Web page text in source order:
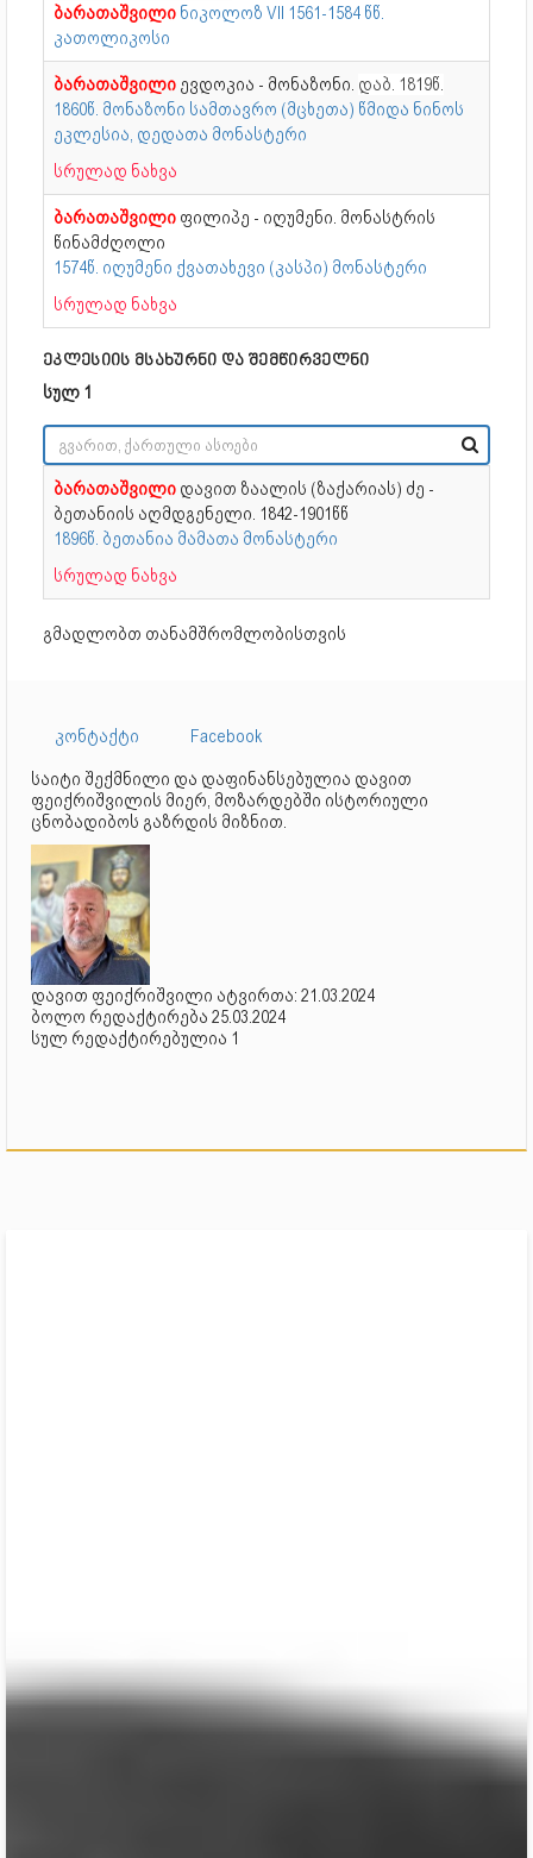
ბარათაშვილი ნიკოლოზ VII 1561-1584 წწ.
კათოლიკოსი
ბარათაშვილი ევდოკია - მონაზონი. დაბ. 1819წ.
1860წ. მონაზონი სამთავრო (მცხეთა) წმიდა ნინოს
ეკლესია, დედათა მონასტერი
სრულად ნახვა
ბარათაშვილი ფილიპე - იღუმენი. მონასტრის
წინამძღოლი
1574წ. იღუმენი ქვათახევი (კასპი) მონასტერი
სრულად ნახვა
ეკლესიის მსახურნი და შემწირველნი
სულ 1
ბარათაშვილი დავით ზაალის (ზაქარიას) ძე -
ბეთანიის აღმდგენელი. 1842-1901წწ
1896წ. ბეთანია მამათა მონასტერი
სრულად ნახვა
გმადლობთ თანამშრომლობისთვის
კონტაქტი
Facebook
საიტი შექმნილი და დაფინანსებულია დავით
ფეიქრიშვილის მიერ, მოზარდებში ისტორიული
ცნობადიბოს გაზრდის მიზნით.
დავით ფეიქრიშვილი ატვირთა: 21.03.2024
ბოლო რედაქტირება 25.03.2024
სულ რედაქტირებულია 1